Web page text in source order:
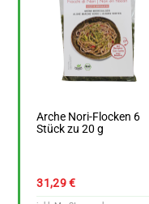
Arche Nori-Flocken 6
Stück zu 20 g
31,29€